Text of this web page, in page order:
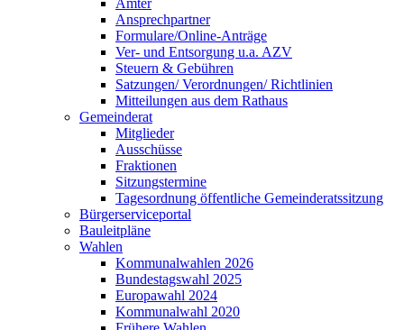
Ämter
Ansprechpartner
Formulare/Online-Anträge
Ver- und Entsorgung u.a. AZV
Steuern & Gebühren
Satzungen/ Verordnungen/ Richtlinien
Mitteilungen aus dem Rathaus
Gemeinderat
Mitglieder
Ausschüsse
Fraktionen
Sitzungstermine
Tagesordnung öffentliche Gemeinderatssitzung
Bürgerserviceportal
Bauleitpläne
Wahlen
Kommunalwahlen 2026
Bundestagswahl 2025
Europawahl 2024
Kommunalwahl 2020